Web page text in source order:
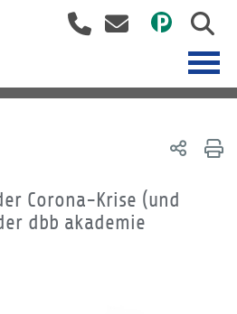
Corona-Krise (und
dbb akademie